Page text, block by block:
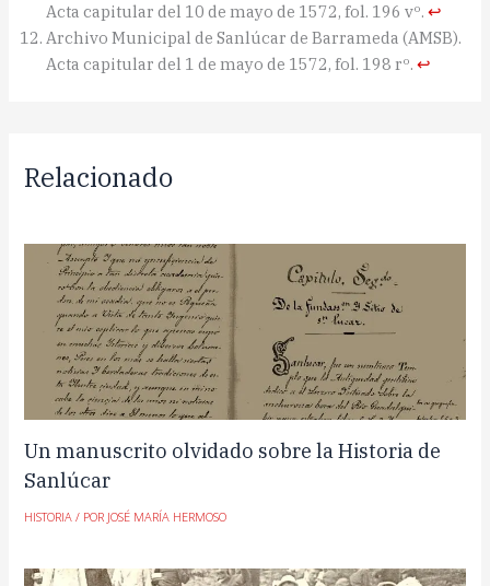
Acta capitular del 10 de mayo de 1572, fol. 196 vº. ↩︎
Archivo Municipal de Sanlúcar de Barrameda (AMSB).
Acta capitular del 1 de mayo de 1572, fol. 198 rº. ↩︎
Relacionado
Un manuscrito olvidado sobre la Historia de
Sanlúcar
HISTORIA / POR JOSÉ MARÍA HERMOSO